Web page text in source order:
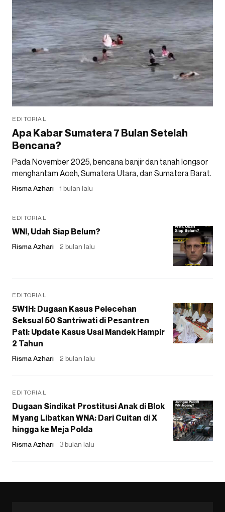
EDITORIAL
Apa Kabar Sumatera 7 Bulan Setelah
Bencana?
Pada November 2025, bencana banjir dan tanah longsor
menghantam Aceh, Sumatera Utara, dan Sumatera Barat.
Risma Azhari 1 bulan lalu
EDITORIAL
WNI, Udah Siap Belum?
Risma Azhari 2 bulan lalu
EDITORIAL
5W1H: Dugaan Kasus Pelecehan
Seksual 50 Santriwati di Pesantren
Pati: Update Kasus Usai Mandek Hampir
2 Tahun
Risma Azhari 2 bulan lalu
EDITORIAL
Dugaan Sindikat Prostitusi Anak di Blok
M yang Libatkan WNA: Dari Cuitan di X
hingga ke Meja Polda
Risma Azhari 3 bulan lalu